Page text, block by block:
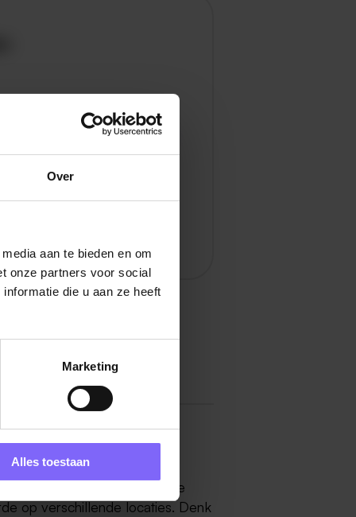
Over
aan te bieden en om
onze partners voor social
die u aan ze heeft
Marketing
Alles toestaan
Dan zit je op het juiste
op verschillende locaties. Denk